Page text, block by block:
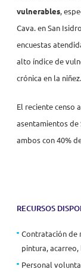
vulnerables,
Cava. en San
encuestas
alto índice de
crónica en la niñez.
El reciente censo
asentamientos de
ambos con 40%
RECURSOS
Contratación de
pintura,
Personal